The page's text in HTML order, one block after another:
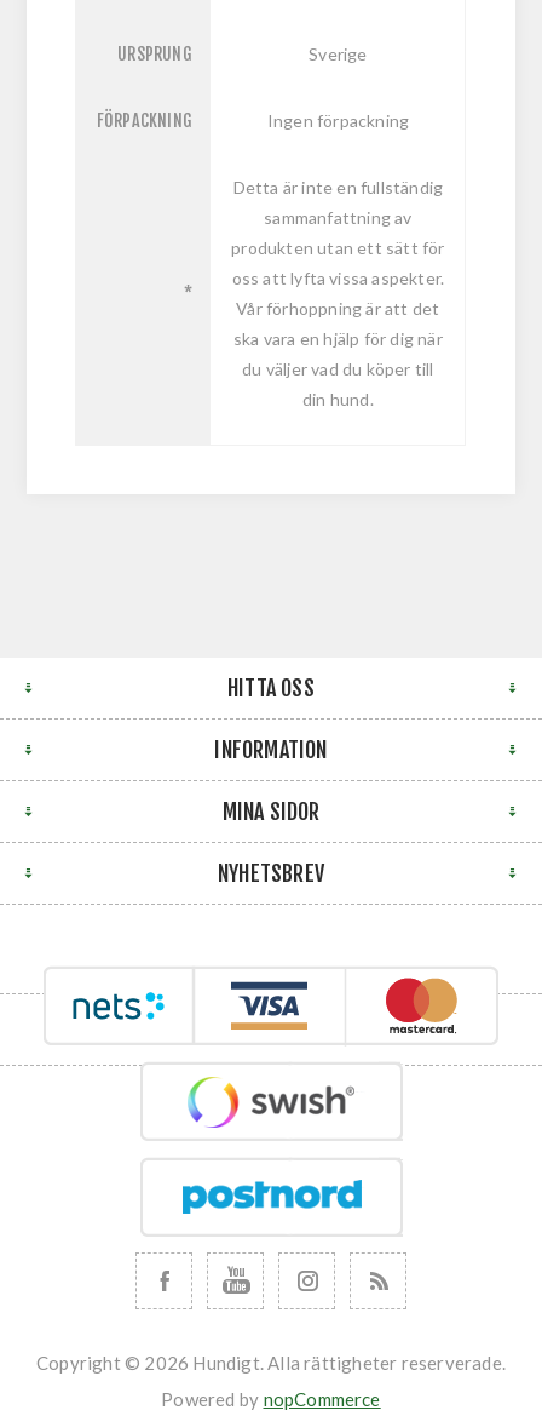
URSPRUNG Sverige
FÖRPACKNING Ingen förpackning
*
Detta är inte en fullständig
sammanfattning av
produkten utan ett sätt för
oss att lyfta vissa aspekter.
Vår förhoppning är att det
ska vara en hjälp för dig när
du väljer vad du köper till
din hund.
HITTA OSS
INFORMATION
MINA SIDOR
NYHETSBREV
Copyright © 2026 Hundigt. Alla rättigheter reserverade.
Powered by nopCommerce